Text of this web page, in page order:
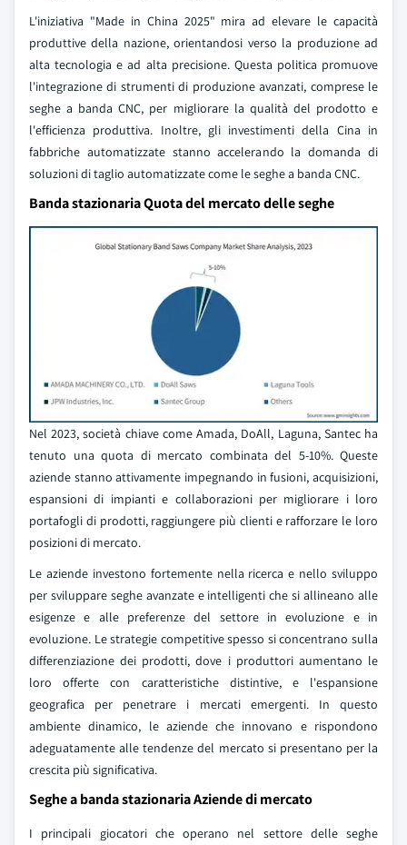
L'iniziativa "Made in China 2025" mira ad elevare le capacità
produttive della nazione, orientandosi verso la produzione ad
alta tecnologia e ad alta precisione. Questa politica promuove
l'integrazione di strumenti di produzione avanzati, comprese le
seghe a banda CNC, per migliorare la qualità del prodotto e
l'efficienza produttiva. Inoltre, gli investimenti della Cina in
fabbriche automatizzate stanno accelerando la domanda di
soluzioni di taglio automatizzate come le seghe a banda CNC.
Banda stazionaria Quota del mercato delle seghe
Nel 2023, società chiave come Amada, DoAll, Laguna, Santec ha
tenuto una quota di mercato combinata del 5-10%. Queste
aziende stanno attivamente impegnando in fusioni, acquisizioni,
espansioni di impianti e collaborazioni per migliorare i loro
portafogli di prodotti, raggiungere più clienti e rafforzare le loro
posizioni di mercato.
Le aziende investono fortemente nella ricerca e nello sviluppo
per sviluppare seghe avanzate e intelligenti che si allineano alle
esigenze e alle preferenze del settore in evoluzione e in
evoluzione. Le strategie competitive spesso si concentrano sulla
differenziazione dei prodotti, dove i produttori aumentano le
loro offerte con caratteristiche distintive, e l'espansione
geografica per penetrare i mercati emergenti. In questo
ambiente dinamico, le aziende che innovano e rispondono
adeguatamente alle tendenze del mercato si presentano per la
crescita più significativa.
Seghe a banda stazionaria Aziende di mercato
I principali giocatori che operano nel settore delle seghe